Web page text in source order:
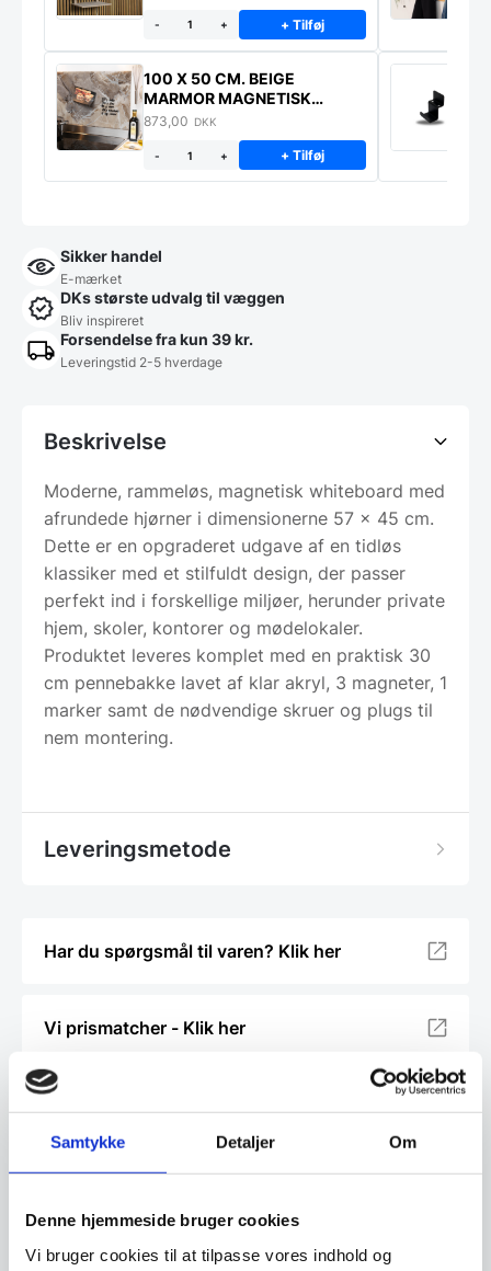
Samtykke Detaljer Om
Denne hjemmeside bruger cookies
Vi bruger cookies til at tilpasse vores indhold og
- + + Tilføj
100 X 50 CM. BEIGE
MARMOR MAGNETISK
STÆNKPLADE
873,00 DKK
- + + Tilføj
Sikker handel
E-mærket
DKs største udvalg til væggen
Bliv inspireret
Forsendelse fra kun 39 kr.
Leveringstid 2-5 hverdage
Beskrivelse
Moderne, rammeløs, magnetisk whiteboard med
afrundede hjørner i dimensionerne 57 x 45 cm.
Dette er en opgraderet udgave af en tidløs
klassiker med et stilfuldt design, der passer
perfekt ind i forskellige miljøer, herunder private
hjem, skoler, kontorer og mødelokaler.
Produktet leveres komplet med en praktisk 30
cm pennebakke lavet af klar akryl, 3 magneter, 1
marker samt de nødvendige skruer og plugs til
nem montering.
Leveringsmetode
Har du spørgsmål til varen? Klik her
Vi prismatcher - Klik her
Relaterede varer
SPAR 20%